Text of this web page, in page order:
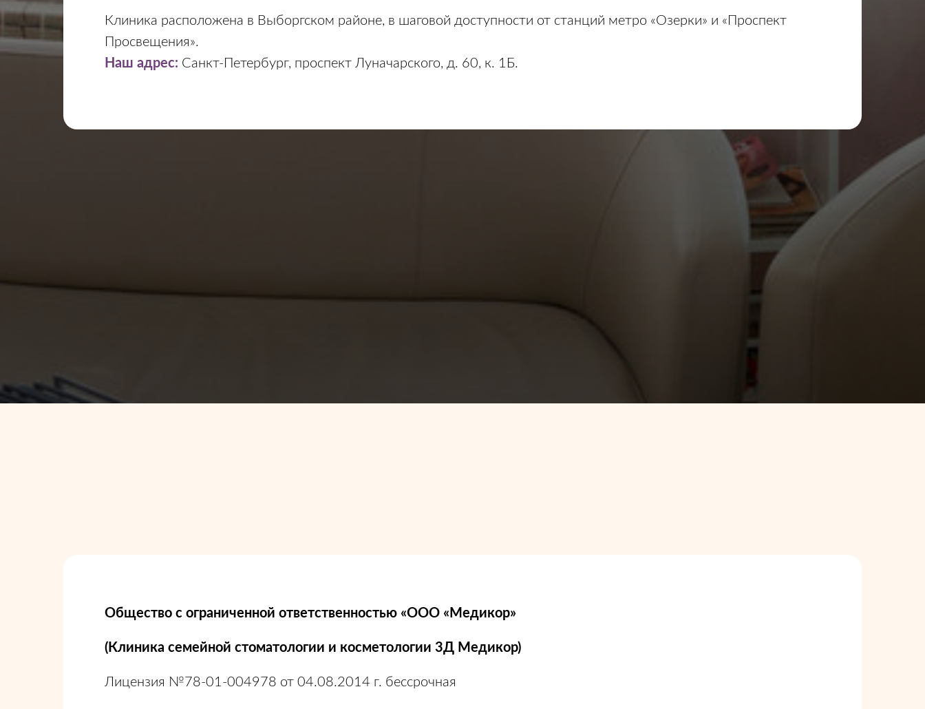
Клиника расположена в Выборгском районе, в шаговой доступности от станций метро «Озерки» и «Проспект
Просвещения».
Наш адрес: Санкт-Петербург, проспект Луначарского, д. 60, к. 1Б.
Общество с ограниченной ответственностью «ООО «Медикор»
(Клиника семейной стоматологии и косметологии 3Д Медикор)
Лицензия №78-01-004978 от 04.08.2014 г. бессрочная